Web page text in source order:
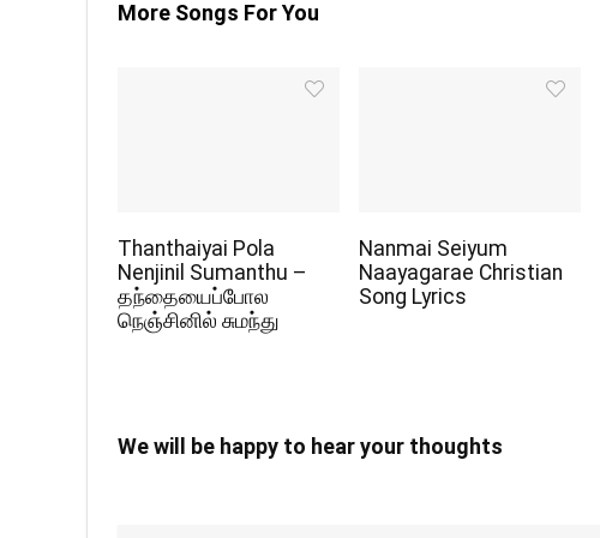
More Songs For You
Thanthaiyai Pola
Nenjinil Sumanthu –
தந்தையைப்போல
நெஞ்சினில் சுமந்து
Nanmai Seiyum
Naayagarae Christian
Song Lyrics
We will be happy to hear your thoughts